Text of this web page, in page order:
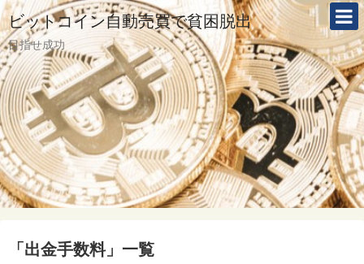
ビットコイン自動売買で貧困脱出
目指せ成功
「 出金手数料」 一覧